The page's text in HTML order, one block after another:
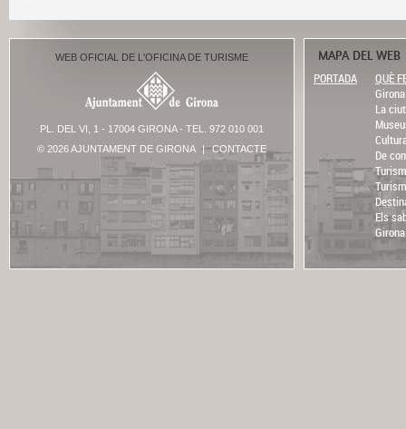
WEB OFICIAL DE L'OFICINA DE TURISME
PL. DEL VI, 1 - 17004 GIRONA - TEL. 972 010 001
© 2026 AJUNTAMENT DE GIRONA | CONTACTE
MAPA DEL WEB
PORTADA
QUÈ
La
De
Els